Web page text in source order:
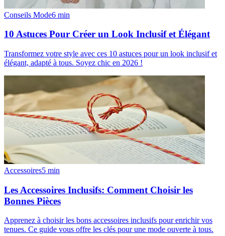
Conseils Mode6 min
10 Astuces Pour Créer un Look Inclusif et Élégant
Transformez votre style avec ces 10 astuces pour un look inclusif et
élégant, adapté à tous. Soyez chic en 2026 !
Accessoires5 min
Les Accessoires Inclusifs: Comment Choisir les
Bonnes Pièces
Apprenez à choisir les bons accessoires inclusifs pour enrichir vos
tenues. Ce guide vous offre les clés pour une mode ouverte à tous.